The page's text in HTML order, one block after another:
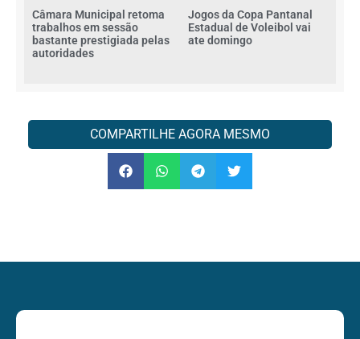
Câmara Municipal retoma
trabalhos em sessão
bastante prestigiada pelas
autoridades
Jogos da Copa Pantanal
Estadual de Voleibol vai
ate domingo
COMPARTILHE AGORA MESMO